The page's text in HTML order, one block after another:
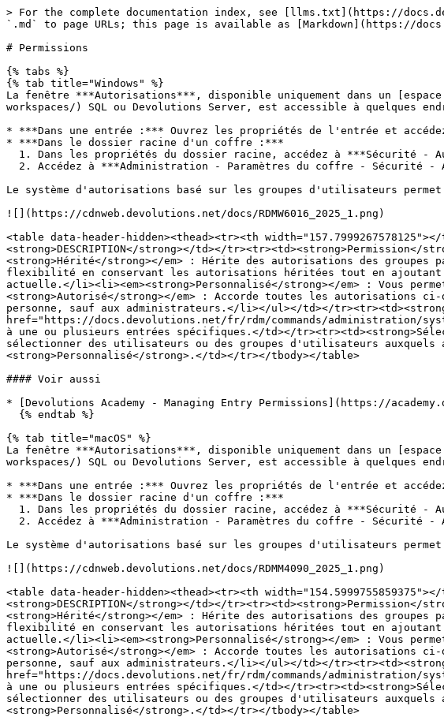
> For the complete documentation index, see [llms.txt](https://
`.md` to page URLs; this page is available as [Markdown](https://
# Permissions
{% tabs %}
{% tab title="Windows" %}
La fenêtre ***Autorisations***, disponible uniquement dans un
workspaces/) SQL ou Devolutions Server, est accessible à quelques
* ***Dans une entrée :*** Ouvrez les propriétés de l'entrée et
* ***Dans le dossier racine d'un coffre :***
Le système d'autorisations basé sur les groupes d'utilisateurs
![](https://cdnweb.devolutions.net/docs/RDMW6016_2025_1.png)
<table data-header-hidden><thead><tr><th
<strong>DESCRIPTION</strong></td></
<strong>Hérité</strong></em> : Hérite des autorisations des groupes
flexibilité en conservant les autorisations héritées tout en
actuelle.</li><li><em><strong>Personnalisé</strong></em> : Vous
<strong>Autorisé</strong></em> : Accorde toutes les autorisations
personne, sauf aux administrateurs.</li></ul></td></
href="https://docs.devolutions.net/fr/rdm/commands/administration/
à une ou plusieurs entrées spécifiques.</td></
sélectionner des utilisateurs ou des groupes d'utilisateurs
<strong>Personnalisé</strong>.</td></tr></tbody></table>
#### Voir aussi
* [Devolutions Academy - Managing Entry Permissions](https://
{% tab title="macOS" %}
La fenêtre ***Autorisations***, disponible uniquement dans un
workspaces/) SQL ou Devolutions Server, est accessible à quelques
* ***Dans une entrée :*** Ouvrez les propriétés de l'entrée et
* ***Dans le dossier racine d'un coffre :***
Le système d'autorisations basé sur les groupes d'utilisateurs
![](https://cdnweb.devolutions.net/docs/RDMM4090_2025_1.png)
<table data-header-hidden><thead><tr><th
<strong>DESCRIPTION</strong></td></
<strong>Hérité</strong></em> : Hérite des autorisations des groupes
flexibilité en conservant les autorisations héritées tout en
actuelle.</li><li><em><strong>Personnalisé</strong></em> : Vous
<strong>Autorisé</strong></em> : Accorde toutes les autorisations
personne, sauf aux administrateurs.</li></ul></td></
href="https://docs.devolutions.net/fr/rdm/commands/administration/
à une ou plusieurs entrées spécifiques.</td></
sélectionner des utilisateurs ou des groupes d'utilisateurs
<strong>Personnalisé</strong>.</td></tr></tbody></table>